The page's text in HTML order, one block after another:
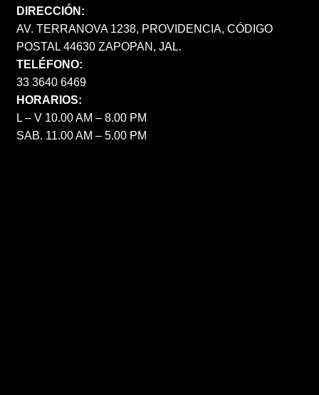
DIRECCIÓN:
AV. TERRANOVA 1238, PROVIDENCIA, CÓDIGO
POSTAL 44630 ZAPOPAN, JAL.
TELÉFONO:
33 3640 6469
HORARIOS:
L – V 10.00 AM – 8.00 PM
SAB. 11.00 AM – 5.00 PM